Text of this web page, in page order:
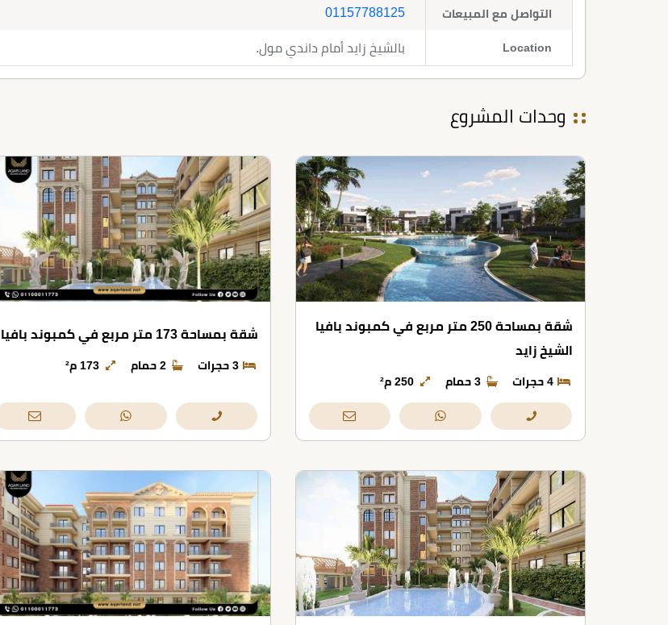
التواصل مع المبيعات 01157788125
Location بالشيخ زايد أمام داندي مول.
وحدات المشروع
شقة بمساحة 250 متر مربع في كمبوند بافيا
الشيخ زايد
4 حجرات 3 حمام 250 م²
شقة بمساحة 173 متر مربع في كمبوند بافيا
3 حجرات 2 حمام 173 م²